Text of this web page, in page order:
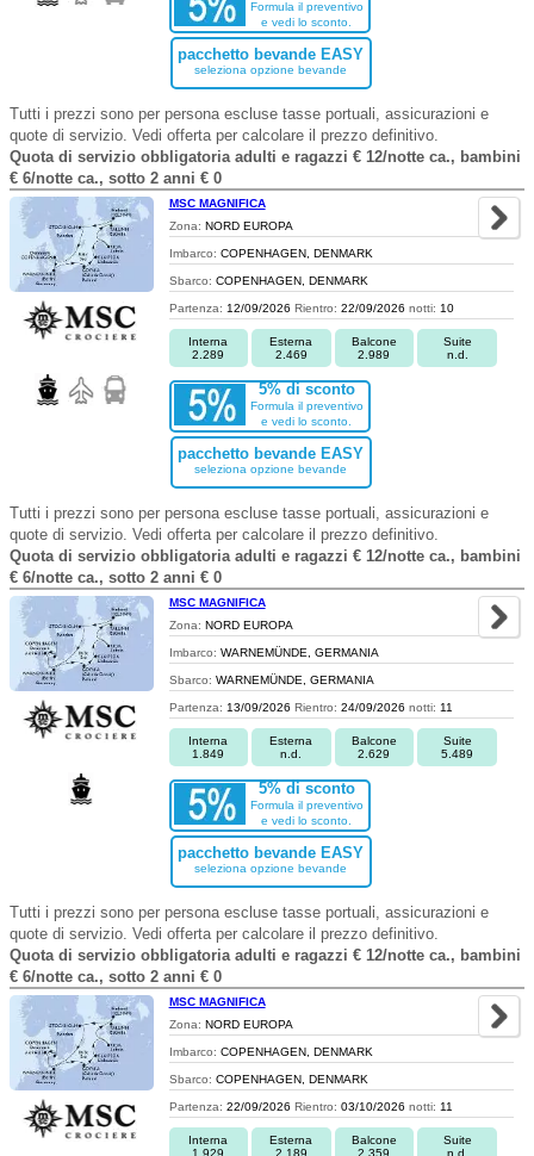
Formula il preventivo
e vedi lo sconto.
pacchetto bevande EASY
seleziona opzione bevande
Tutti i prezzi sono per persona escluse tasse portuali, assicurazioni e
quote di servizio. Vedi offerta per calcolare il prezzo definitivo.
Quota di servizio obbligatoria adulti e ragazzi € 12/notte ca., bambini
€ 6/notte ca., sotto 2 anni € 0
MSC MAGNIFICA
Zona: NORD EUROPA
Imbarco: COPENHAGEN, DENMARK
Sbarco: COPENHAGEN, DENMARK
Partenza: 12/09/2026 Rientro: 22/09/2026 notti: 10
Interna
2.289
Esterna
2.469
Balcone
2.989
Suite
n.d.
5% di sconto
Formula il preventivo
e vedi lo sconto.
pacchetto bevande EASY
seleziona opzione bevande
Tutti i prezzi sono per persona escluse tasse portuali, assicurazioni e
quote di servizio. Vedi offerta per calcolare il prezzo definitivo.
Quota di servizio obbligatoria adulti e ragazzi € 12/notte ca., bambini
€ 6/notte ca., sotto 2 anni € 0
MSC MAGNIFICA
Zona: NORD EUROPA
Imbarco: WARNEMÜNDE, GERMANIA
Sbarco: WARNEMÜNDE, GERMANIA
Partenza: 13/09/2026 Rientro: 24/09/2026 notti: 11
Interna
1.849
Esterna
n.d.
Balcone
2.629
Suite
5.489
5% di sconto
Formula il preventivo
e vedi lo sconto.
pacchetto bevande EASY
seleziona opzione bevande
Tutti i prezzi sono per persona escluse tasse portuali, assicurazioni e
quote di servizio. Vedi offerta per calcolare il prezzo definitivo.
Quota di servizio obbligatoria adulti e ragazzi € 12/notte ca., bambini
€ 6/notte ca., sotto 2 anni € 0
MSC MAGNIFICA
Zona: NORD EUROPA
Imbarco: COPENHAGEN, DENMARK
Sbarco: COPENHAGEN, DENMARK
Partenza: 22/09/2026 Rientro: 03/10/2026 notti: 11
Interna
1.929
Esterna
2.189
Balcone
2.359
Suite
n.d.